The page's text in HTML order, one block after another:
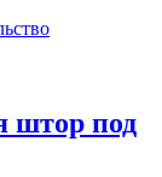
штор под